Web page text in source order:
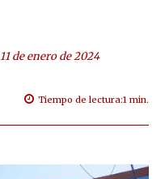
11 de enero de 2024
Tiempo de lectura:1 min.